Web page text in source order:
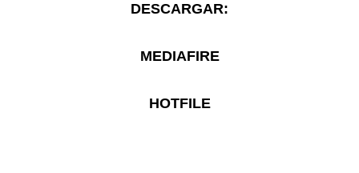
DESCARGAR:
MEDIAFIRE
HOTFILE